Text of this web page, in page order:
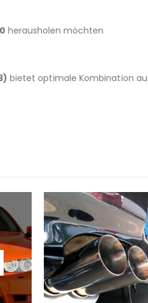
herausholen möchten
bietet optimale Kombination